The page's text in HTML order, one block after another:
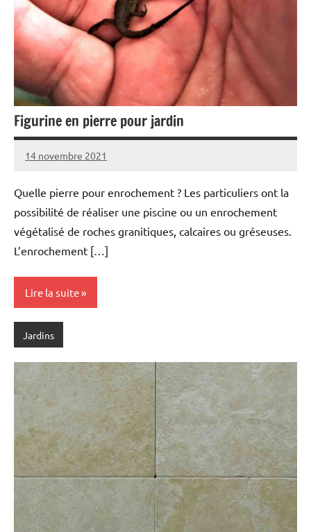
Figurine en pierre pour jardin
14 novembre 2021
Quelle pierre pour enrochement ? Les particuliers ont la
possibilité de réaliser une piscine ou un enrochement
végétalisé de roches granitiques, calcaires ou gréseuses.
L’enrochement […]
Lire la suite
Jardins